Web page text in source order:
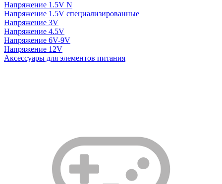
Напряжение 1.5V N
Напряжение 1.5V специализированные
Напряжение 3V
Напряжение 4.5V
Напряжение 6V-9V
Напряжение 12V
Аксессуары для элементов питания